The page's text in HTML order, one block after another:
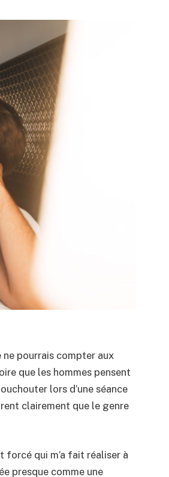
ne pourrais compter aux
que les hommes pensent
lors d’une séance
clairement que le genre
forcé qui m’a fait réaliser à
presque comme une